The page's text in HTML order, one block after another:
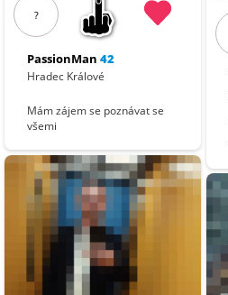
?
PassionMan 42
Hradec Králové
Mám zájem se poznávat se
všemi